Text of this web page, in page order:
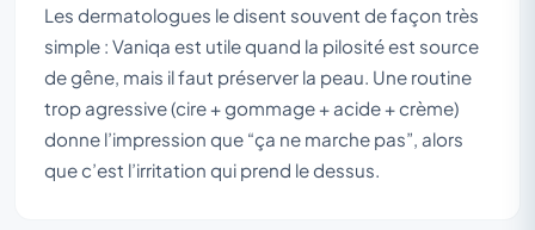
Les dermatologues le disent souvent de façon très
simple : Vaniqa est utile quand la pilosité est source
de gêne, mais il faut préserver la peau. Une routine
trop agressive (cire + gommage + acide + crème)
donne l’impression que “ça ne marche pas”, alors
que c’est l’irritation qui prend le dessus.